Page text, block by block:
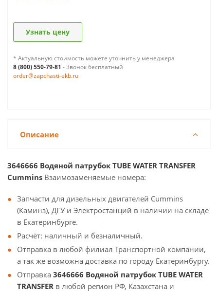
Узнать цену
* Актуальную стоимость можете уточнить у менеджера
8 (800) 550-79-81 - Звонок бесплатный
order@zapchasti-ekb.ru
Описание
3646666 Водяной патрубок TUBE WATER TRANSFER
Cummins Взаимозаменяемые номера:
Запчасти для дизельных двигателей Cummins
(Каминз), ДГУ и Электростанций в наличии на складе
в Екатеринбурге.
Расчёт: наличный и безналичный.
Отправка в любой филиал Транспортной компании,
а так же возможна доставка по городу Екатеринбургу.
Отправка 3646666 Водяной патрубок TUBE WATER
TRANSFER в любой регион РФ, Казахстана и